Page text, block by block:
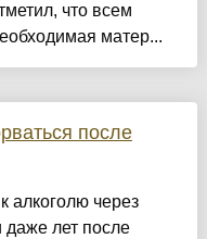
что всем
матер...
после
алкоголю через
даже лет после